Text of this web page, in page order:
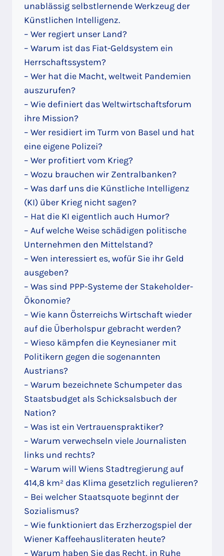
unablässig selbstlernende Werkzeug der
Künstlichen Intelligenz.
– Wer regiert unser Land?
– Warum ist das Fiat-Geldsystem ein
Herrschaftssystem?
– Wer hat die Macht, weltweit Pandemien
auszurufen?
– Wie definiert das Weltwirtschaftsforum
ihre Mission?
– Wer residiert im Turm von Basel und hat
eine eigene Polizei?
– Wer profitiert vom Krieg?
– Wozu brauchen wir Zentralbanken?
– Was darf uns die Künstliche Intelligenz
(KI) über Krieg nicht sagen?
– Hat die KI eigentlich auch Humor?
– Auf welche Weise schädigen politische
Unternehmen den Mittelstand?
– Wen interessiert es, wofür Sie ihr Geld
ausgeben?
– Was sind PPP-Systeme der Stakeholder-
Ökonomie?
– Wie kann Österreichs Wirtschaft wieder
auf die Überholspur gebracht werden?
– Wieso kämpfen die Keynesianer mit
Politikern gegen die sogenannten
Austrians?
– Warum bezeichnete Schumpeter das
Staatsbudget als Schicksalsbuch der
Nation?
– Was ist ein Vertrauenspraktiker?
– Warum verwechseln viele Journalisten
links und rechts?
– Warum will Wiens Stadtregierung auf
414,8 km² das Klima gesetzlich regulieren?
– Bei welcher Staatsquote beginnt der
Sozialismus?
– Wie funktioniert das Erzherzogspiel der
Wiener Kaffeehausliteraten heute?
– Warum haben Sie das Recht, in Ruhe